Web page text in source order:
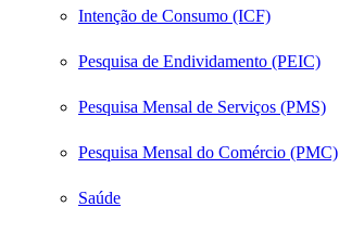
Intenção de Consumo (ICF)
Pesquisa de Endividamento (PEIC)
Pesquisa Mensal de Serviços (PMS)
Pesquisa Mensal do Comércio (PMC)
Saúde